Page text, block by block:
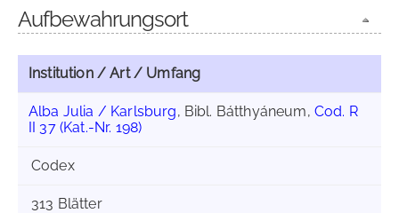
Aufbewahrungsort
Institution / Art / Umfang
Alba Julia / Karlsburg, Bibl. Bátthyáneum, Cod. R
II 37 (Kat.-Nr. 198)
Codex
313 Blätter